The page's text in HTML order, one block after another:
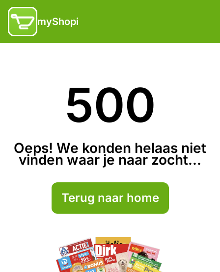
myShopi
500
Oeps! We konden helaas niet
vinden waar je naar zocht...
Terug naar home